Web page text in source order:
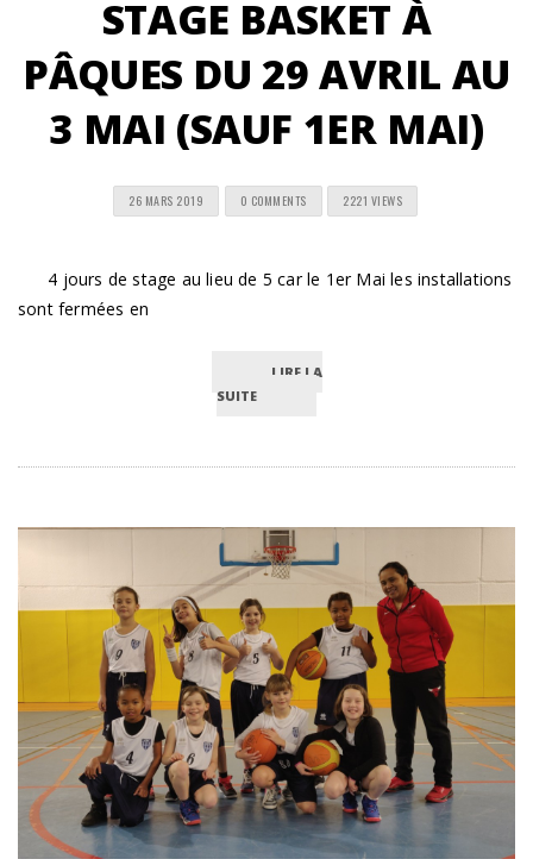
STAGE BASKET À
PÂQUES DU 29 AVRIL AU
3 MAI (SAUF 1ER MAI)
26 MARS 2019 0 COMMENTS 2221 VIEWS
4 jours de stage au lieu de 5 car le 1er Mai les installations
sont fermées en
LIRE LA
SUITE